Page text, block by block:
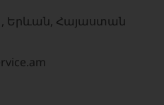
Երևան, Հայաստան